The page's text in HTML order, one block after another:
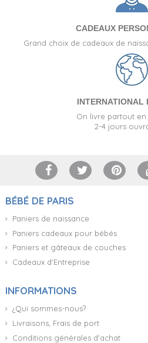
CADEAUX
Grand choix de cadeaux de
INTERNATIONAL
On livre partout en
2-4 jours
BÉBÉ DE PARIS
Paniers de naissance
Paniers cadeaux pour bébés
Paniers et gâteaux de couches
Cadeaux d'Entreprise
INFORMATIONS
¿Qui sommes-nous?
Livraisons, Frais de port
Conditions générales d'achat